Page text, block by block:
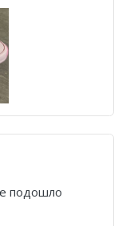
подошло